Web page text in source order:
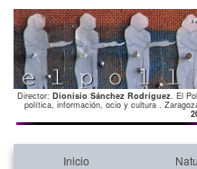
Director: Dionisio Sánchez Rodríguez. El
política, información, ocio y cultura .
Inicio